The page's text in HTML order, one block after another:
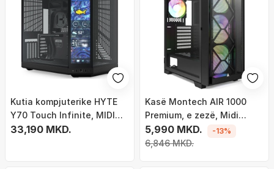
Kutia kompjuterike HYTE
Y70 Touch Infinite, MIDI
Tower, ekran 14.9" me
33,190 MKD.
Kasë Montech AIR 1000
Premium, e zezë, Midi
Tower
5,990 MKD.
6,846 MKD.
-13%